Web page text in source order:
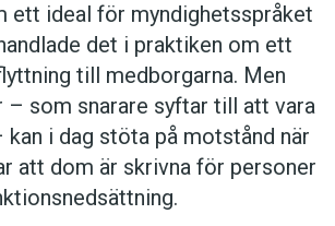
ett ideal för myndighetsspråket
det i praktiken om ett
till medborgarna. Men
– som snarare syftar till att vara
kan i dag stöta på motstånd när
att dom är skrivna för personer